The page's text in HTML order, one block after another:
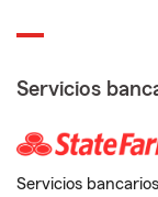
Servicios
Servicios